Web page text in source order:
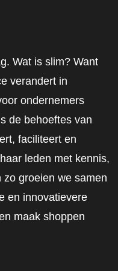
Wat is slim? Want
verandert in
ondernemers
de behoeftes van
faciliteert en
leden met kennis,
zo groeien we samen
en innovatievere
maak shoppen